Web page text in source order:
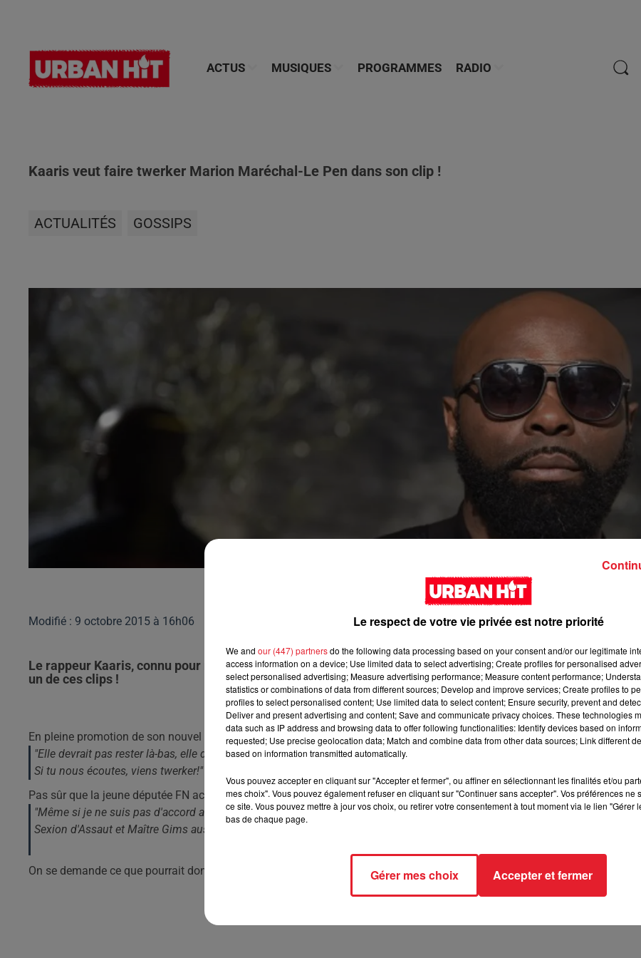
ACTUS MUSIQUES PROGRAMMES RADIO
Kaaris veut faire twerker Marion Maréchal-Le Pen dans son clip !
ACTUALITÉS GOSSIPS
Modifié : 9 octobre 2015 à 16h06
Le rappeur Kaaris, connu pour ne pas mâcher ses mots, invite Marion Maréchal-Le Pen a venir twerker
un de ces clips !
En pleine promotion de son nouvel album "Double Fuck", le rappeur a accordé une interview au siteBooska-P.
"Elle devrait pas rester là-bas, elle devrait faire des vrais trucs. Elle devrait venir twerker dans un de mes clips. Ce serait lourd.
Si tu nous écoutes, viens twerker!"
Pas sûr que la jeune députée FN accepte car son rappeur préféré reste Youssoupha
"Même si je ne suis pas d'accord avec tout ce qu'il dit sur le fond, je trouve qu'il a un talent d'écriture. J'aime beaucoup
Sexion d'Assaut et Maître Gims aussi"
On se demande ce que pourrait donner un twerk de Marion dans un clip de rap...
Le respect de votre vie privée est notre priorité
We and our (447) partnersdo the following data processing based on your consent and/or our legitimate
access information on a device; Use limited data to select advertising; Create profiles for personalised
select personalised advertising; Measure advertising performance; Measure content performance;
statistics or combinations of data from different sources; Develop and improve services; Create profiles to
profiles to select personalised content; Use limited data to select content; Ensure security, prevent and
Deliver and present advertising and content; Save and communicate privacy choices. These technologies
data such as IP address and browsing data to offer following functionalities: Identify devices based on
requested; Use precise geolocation data; Match and combine data from other data sources; Link different
based on information transmitted automatically.
Vous pouvez accepter en cliquant sur "Accepter et fermer", ou affiner en sélectionnant les finalités et/ou
mes choix". Vous pouvez également refuser en cliquant sur "Continuer sans accepter". Vos préférences ne
ce site. Vous pouvez mettre à jour vos choix, ou retirer votre consentement à tout moment via le lien "Gérer
bas de chaque page.
Gérer mes choix Accepter et fermer